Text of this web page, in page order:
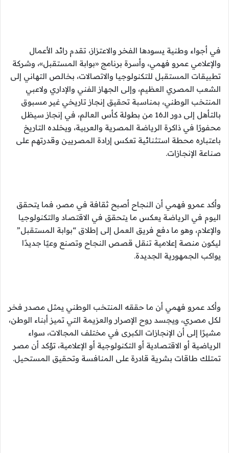
في أجواء وطنية يسودها الفخر والاعتزاز، تقدم رائد الأعمال
والإعلامي عمرو فهمي، وأسرة برنامج «بوابة المستقبل»، وشركة
تطبيقات المستقبل للتكنولوجيا والاتصالات، بخالص التهاني إلى
الشعب المصري العظيم، وإلى الجهاز الفني والإداري ولاعبي
المنتخب الوطني، بمناسبة تحقيق إنجاز تاريخي غير مسبوق
بالتأهل إلى دور الـ16 من بطولة كأس العالم، في إنجاز سيظل
محفورًا في ذاكرة الرياضة المصرية والعربية، ويخلده التاريخ
باعتباره محطة استثنائية تعكس إرادة المصريين وقدرتهم على
صناعة الإنجازات.
وأكد عمرو فهمي أن النجاح أصبح ثقافة في مصر، فما يتحقق
اليوم في الرياضة يعكس ما يتحقق في الاقتصاد والتكنولوجيا
والإعلام، وهو ما دفع فريق العمل إلى إطلاق “بوابة المستقبل”
ليكون منصة إعلامية تنقل قصص النجاح وتصنع وعيًا جديدًا
يواكب الجمهورية الجديدة.
وأكد عمرو فهمي أن ما حققه المنتخب الوطني يمثل مصدر فخر
لكل مصري، ويجسد روح الإصرار والعزيمة التي تميز أبناء الوطن،
مشيرًا إلى أن الإنجازات الكبرى في مختلف المجالات، سواء
الرياضية أو الاقتصادية أو التكنولوجية أو الإعلامية، تؤكد أن مصر
تمتلك طاقات بشرية قادرة على المنافسة وتحقيق المستحيل.